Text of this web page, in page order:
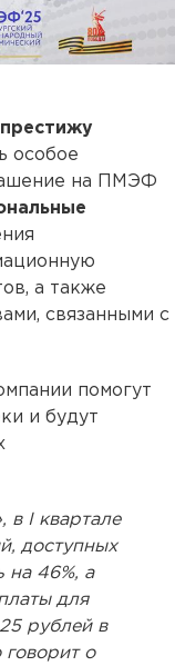
особое
на ПМЭФ
а также
связанными с
помогут
и будут
в I квартале
доступных
на 46%, а
для
рублей в
говорит о